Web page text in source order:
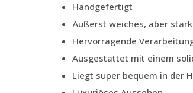
Handgefertigt
Äußerst weiches, aber
Hervorragende
Ausgestattet mit einem
Liegt super bequem in der